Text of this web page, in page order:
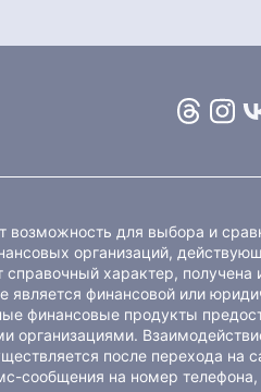
возможность для выбора и
организаций,
характер, получена
является финансовой или
финансовые продукты
организациями.
после перехода на
сообщения на номер